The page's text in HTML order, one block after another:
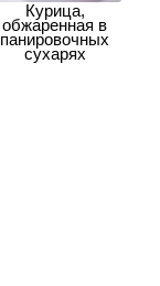
Курица,
обжаренная в
панировочных
сухарях